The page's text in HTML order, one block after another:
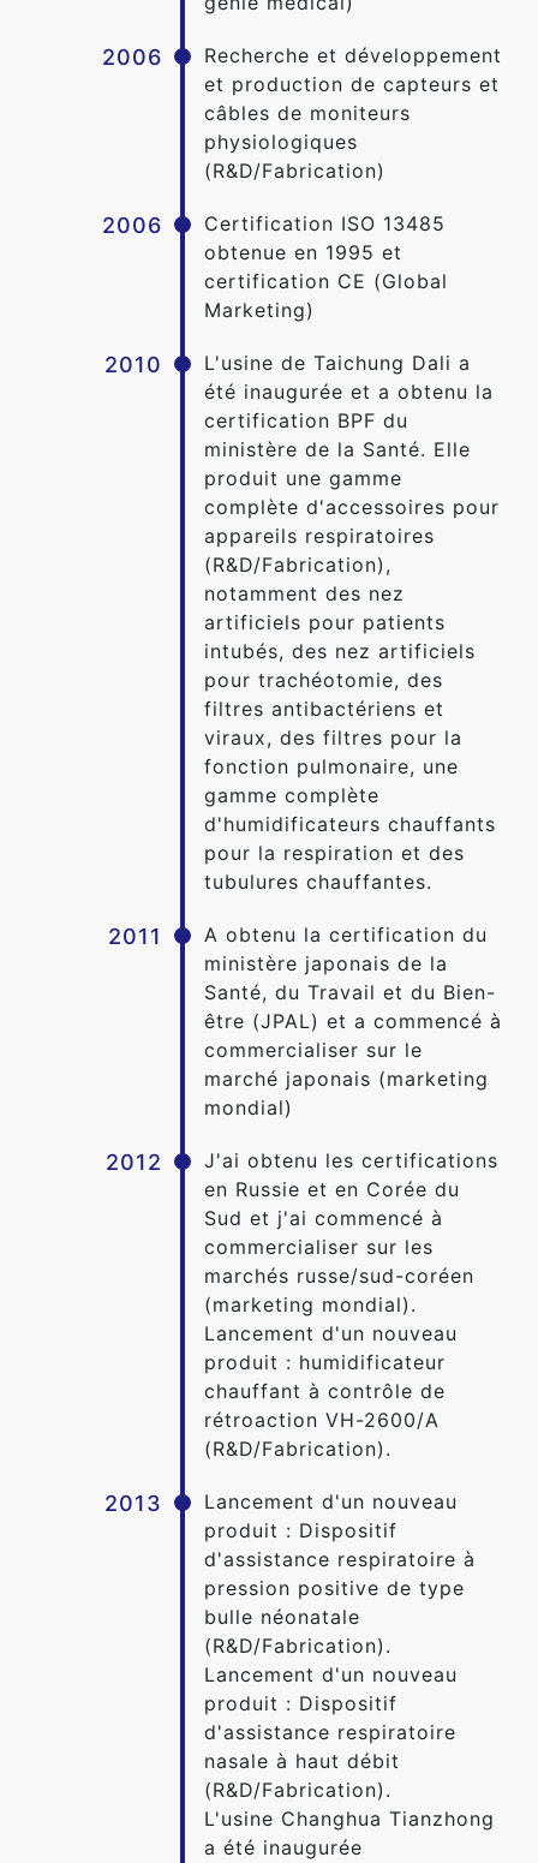
2006
Recherche et développement
et production de capteurs et
câbles de moniteurs
physiologiques
(R&D/Fabrication)
2006
Certification ISO 13485
obtenue en 1995 et
certification CE (Global
Marketing)
2010
L'usine de Taichung Dali a
été inaugurée et a obtenu la
certification BPF du
ministère de la Santé. Elle
produit une gamme
complète d'accessoires pour
appareils respiratoires
(R&D/Fabrication),
notamment des nez
artificiels pour patients
intubés, des nez artificiels
pour trachéotomie, des
filtres antibactériens et
viraux, des filtres pour la
fonction pulmonaire, une
gamme complète
d'humidificateurs chauffants
pour la respiration et des
tubulures chauffantes.
2011
A obtenu la certification du
ministère japonais de la
Santé, du Travail et du Bien-
être (JPAL) et a commencé à
commercialiser sur le
marché japonais (marketing
mondial)
2012
J'ai obtenu les certifications
en Russie et en Corée du
Sud et j'ai commencé à
commercialiser sur les
marchés russe/sud-coréen
(marketing mondial).
Lancement d'un nouveau
produit : humidificateur
chauffant à contrôle de
rétroaction VH-2600/A
(R&D/Fabrication).
2013
Lancement d'un nouveau
produit : Dispositif
d'assistance respiratoire à
pression positive de type
bulle néonatale
(R&D/Fabrication).
Lancement d'un nouveau
produit : Dispositif
d'assistance respiratoire
nasale à haut débit
(R&D/Fabrication).
L'usine Changhua Tianzhong
a été inaugurée